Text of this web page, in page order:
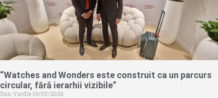
“Watches and Wonders este construit ca un parcurs
circular, fără ierarhii vizibile”
Dan Vardie19/05/2026